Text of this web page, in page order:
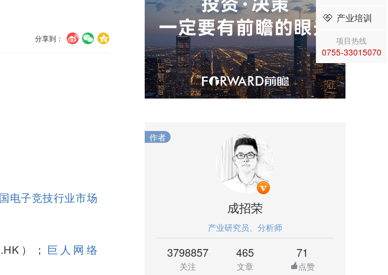
U V c
分享到：
电子竞技行业市场
）； 巨人网络
作者
成招荣
产业研究员、分析师
3798857
关注
465
文章
71
点赞
产业培训
项目热线
0755-33015070